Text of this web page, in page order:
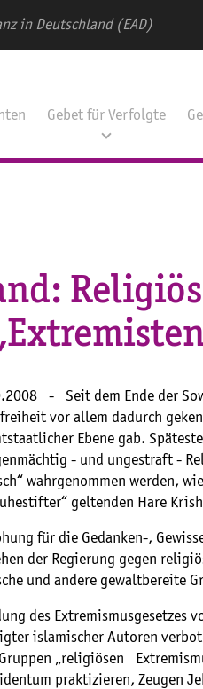
in Deutschland (EAD)
Gebet für Verfolgte
- Seit dem Ende der
vor allem dadurch
Ebene gab.
- und ungestraft -
wahrgenommen werden,
geltenden Hare
für die Gedanken-,
der Regierung gegen
und andere gewaltbereite
des Extremismusgesetzes
islamischer Autoren
„religiösen
praktizieren, Zeugen